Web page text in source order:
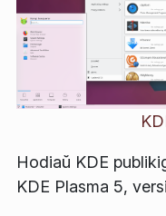
Hodiaŭ KDE
KDE Plasma 5,